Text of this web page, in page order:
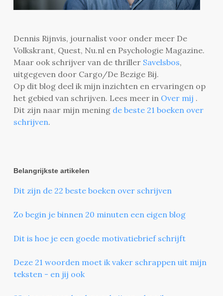
Dennis Rijnvis, journalist voor onder meer De
Volkskrant, Quest, Nu.nl en Psychologie Magazine.
Maar ook schrijver van de thriller Savelsbos,
uitgegeven door Cargo/De Bezige Bij.
Op dit blog deel ik mijn inzichten en ervaringen op
het gebied van schrijven. Lees meer in Over mij .
Dit zijn naar mijn mening de beste 21 boeken over
schrijven.
Belangrijkste artikelen
Dit zijn de 22 beste boeken over schrijven
Zo begin je binnen 20 minuten een eigen blog
Dit is hoe je een goede motivatiebrief schrijft
Deze 21 woorden moet ik vaker schrappen uit mijn
teksten - en jij ook